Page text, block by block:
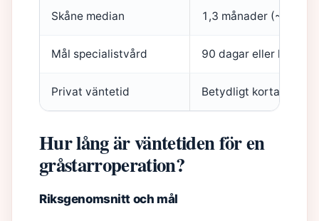
Skåne median 1,3 månader (~41
Mål specialistvård 90 dagar eller kortare
Privat väntetid Betydligt kortare,
Hur lång är väntetiden för en
gråstarroperation?
Riksgenomsnitt och mål